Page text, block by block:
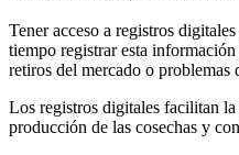
Tener acceso a registros
tiempo registrar esta
retiros del mercado o problemas
Los registros digitales facilitan
producción de las cosechas y